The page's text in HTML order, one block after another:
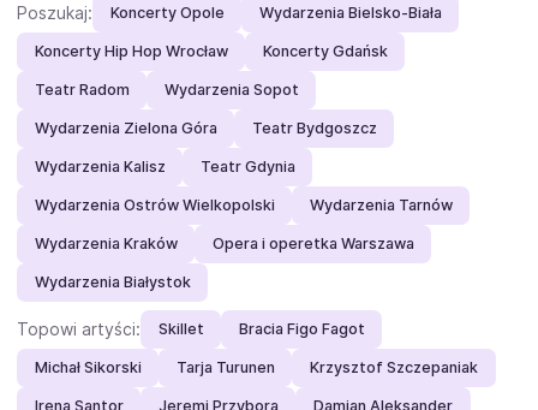
Poszukaj: Koncerty Opole Wydarzenia Bielsko-Biała
Koncerty Hip Hop Wrocław Koncerty Gdańsk
Teatr Radom Wydarzenia Sopot
Wydarzenia Zielona Góra Teatr Bydgoszcz
Wydarzenia Kalisz Teatr Gdynia
Wydarzenia Ostrów Wielkopolski Wydarzenia Tarnów
Wydarzenia Kraków Opera i operetka Warszawa
Wydarzenia Białystok
Topowi artyści: Skillet Bracia Figo Fagot
Michał Sikorski Tarja Turunen Krzysztof Szczepaniak
Irena Santor Jeremi Przybora Damian Aleksander